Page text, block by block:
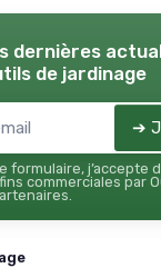
dernières
de jardinage
➔
formulaire, j’accepte
commerciales par